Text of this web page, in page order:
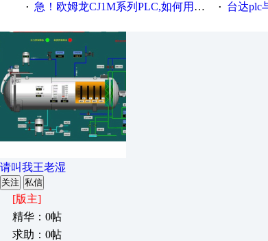
· 急！欧姆龙CJ1M系列PLC,如何用时间控制变频器。要求时间在组态王中可以自由输入！拜托各位大神了！ · 台达plc
请叫我王老湿
关注 私信
[版主]
精华：0帖
求助：0帖